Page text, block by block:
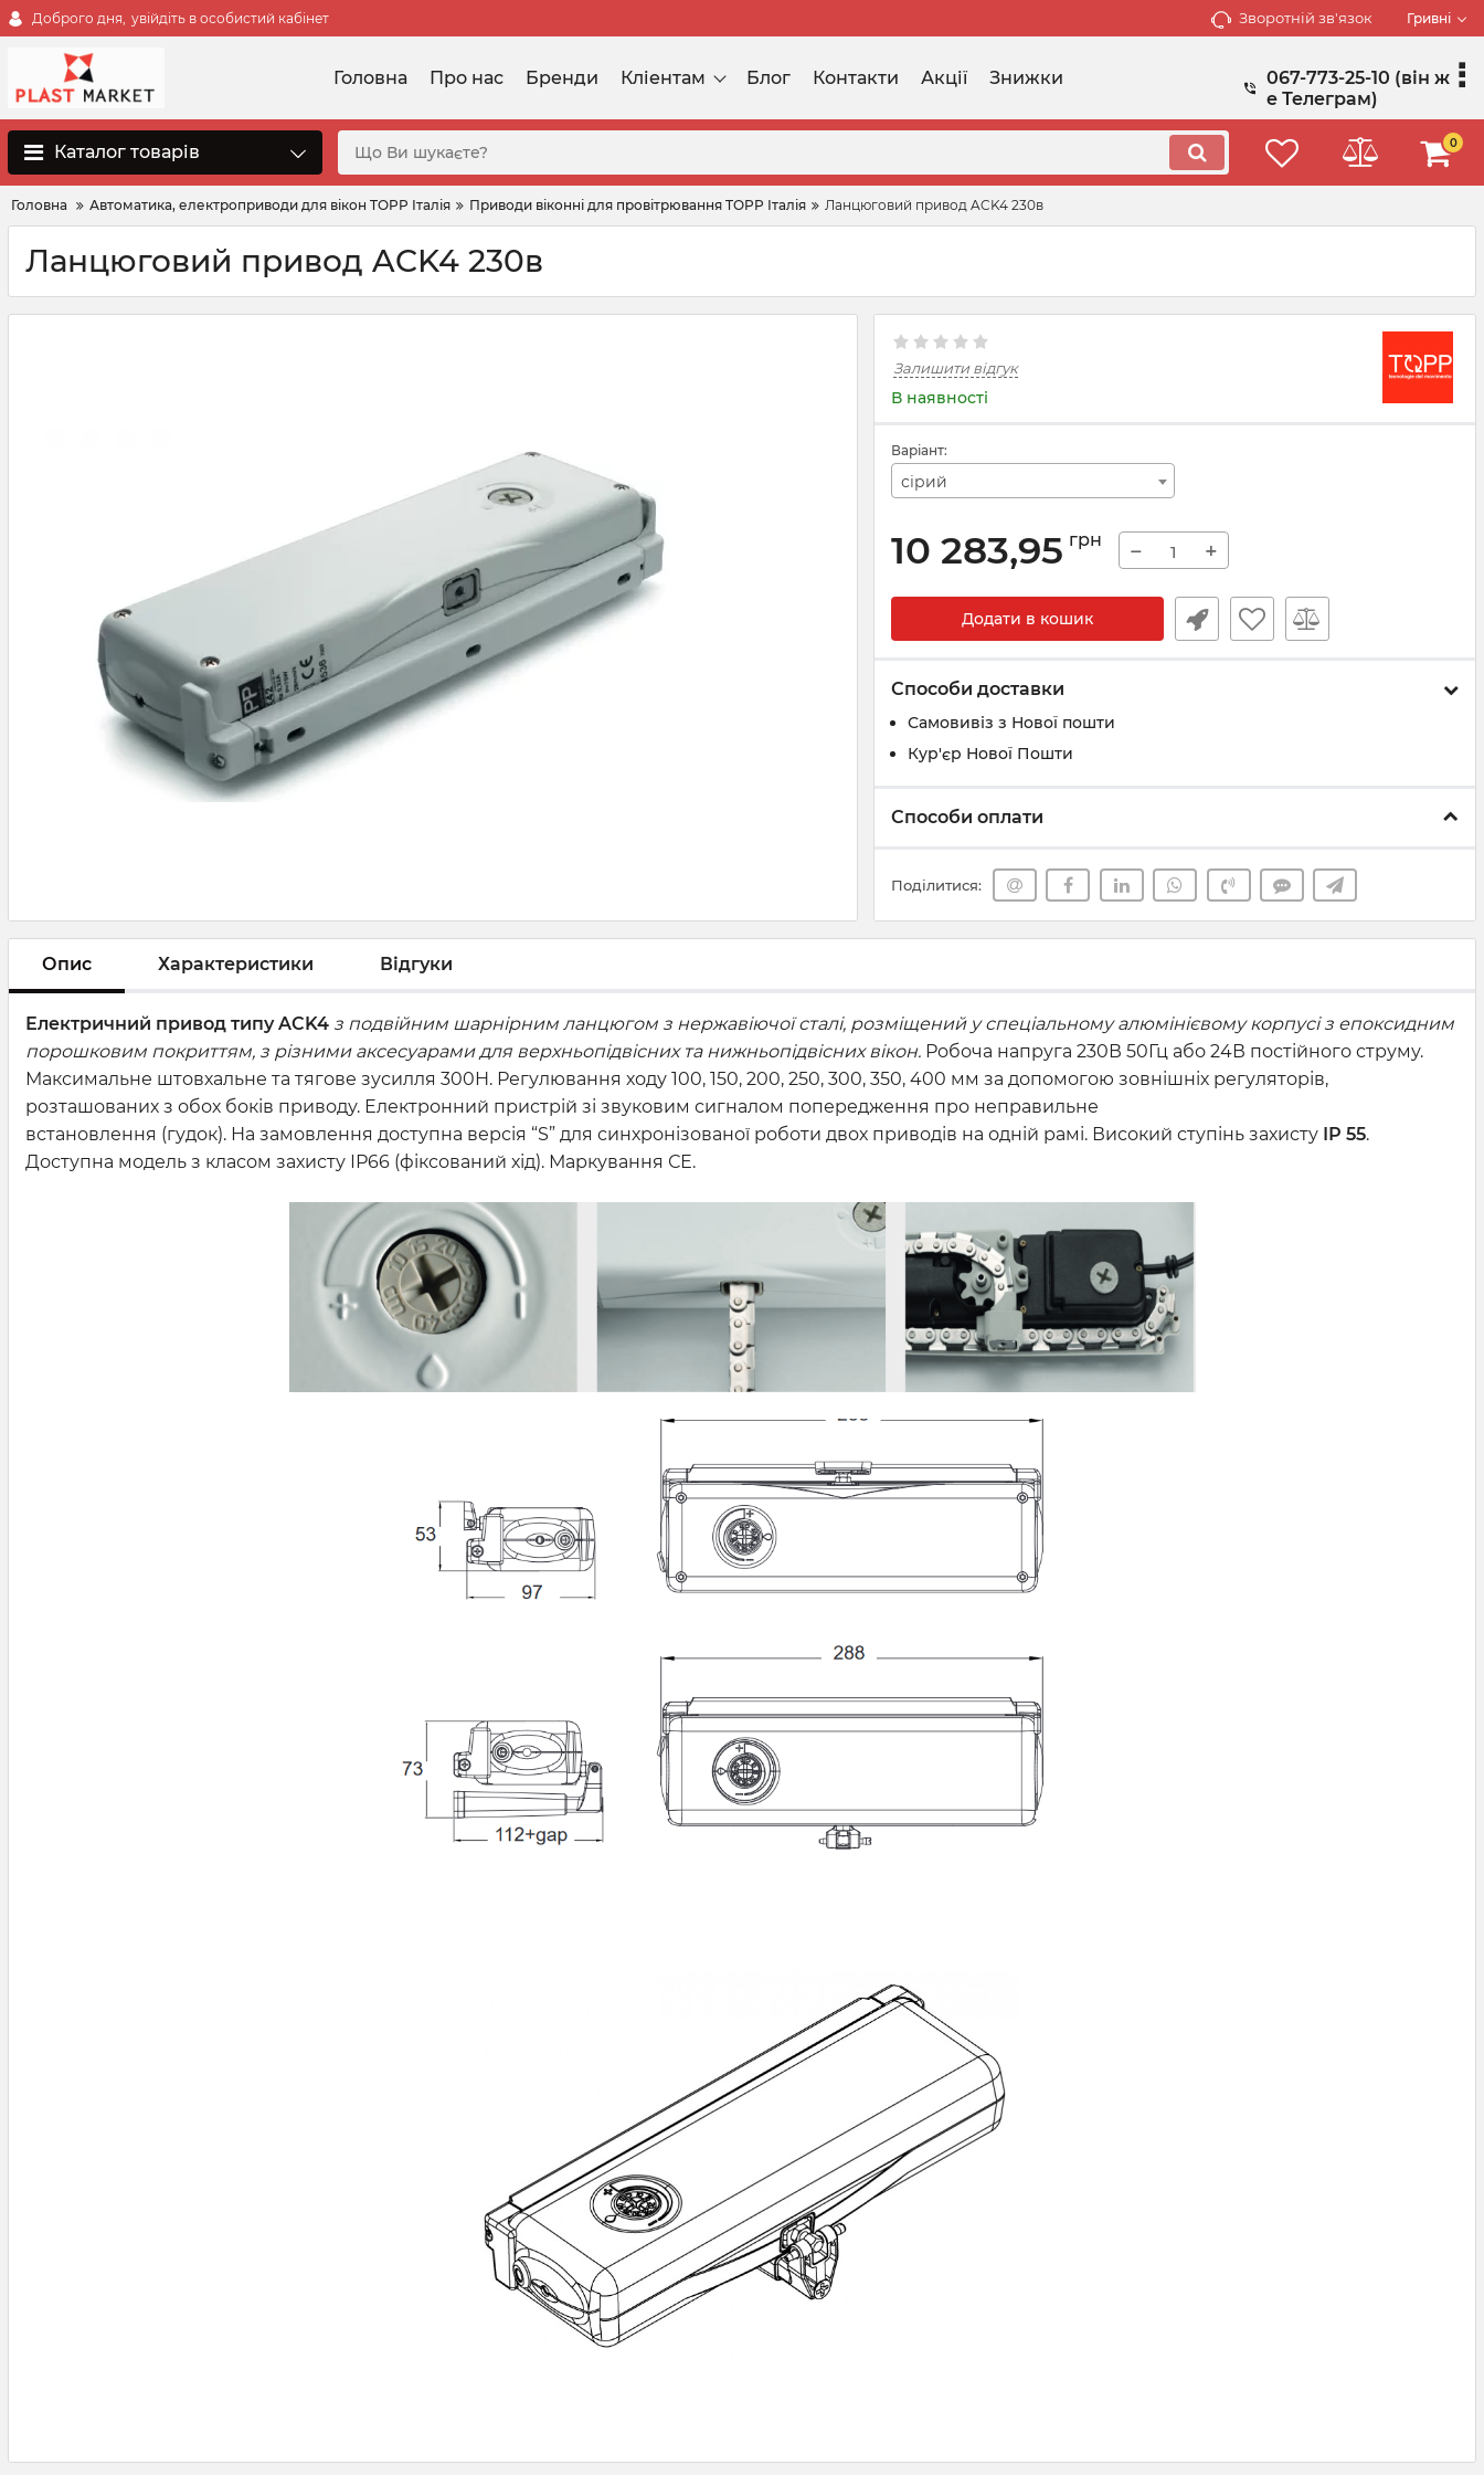
Доброго дня, увійдіть в особистий кабінет Зворотній зв'язок Гривні
Головна Про нас Бренди Кліентам Блог Контакти Акції Знижки
067-773-25-10 (він ж
е Телеграм)
Каталог товарів 0
Головна Автоматика, електроприводи для вікон TOPP Італія Приводи віконні для провітрювання TOPP Італія Ланцюговий привод ACK4 230в
Ланцюговий привод ACK4 230в
Залишити відгук
В наявності
Варіант:
сірий
10 283,95 грн − +
Додати в кошик
Способи доставки
Самовивіз з Нової пошти
Кур'єр Нової Пошти
Способи оплати
Поділитися:
Опис Характеристики Відгуки
Електричний привод типу ACK4 з подвійним шарнірним ланцюгом з нержавіючої сталі, розміщений у спеціальному алюмінієвому корпусі з епоксидним
порошковим покриттям, з різними аксесуарами для верхньопідвісних та нижньопідвісних вікон. Робоча напруга 230В 50Гц або 24В постійного струму.
Максимальне штовхальне та тягове зусилля 300Н. Регулювання ходу 100, 150, 200, 250, 300, 350, 400 мм за допомогою зовнішніх регуляторів,
розташованих з обох боків приводу. Електронний пристрій зі звуковим сигналом попередження про неправильне
встановлення (гудок). На замовлення доступна версія “S” для синхронізованої роботи двох приводів на одній рамі. Високий ступінь захисту
ІР 55.
Доступна модель з класом захисту ІР66 (фіксований хід). Маркування СЕ.